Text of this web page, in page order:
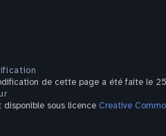
de cette page a été faite le
disponible sous licence Creative